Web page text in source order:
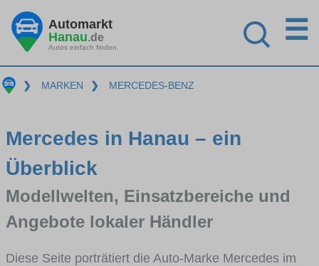
Automarkt
Hanau.de
Autos einfach finden
☰
❯ MARKEN ❯ MERCEDES-BENZ
Mercedes in Hanau – ein
Überblick
Modellwelten, Einsatzbereiche und
Angebote lokaler Händler
Diese Seite porträtiert die Auto-Marke Mercedes im